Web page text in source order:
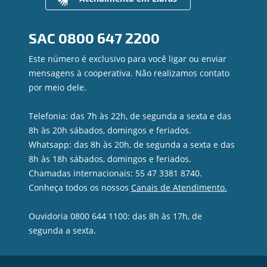
Contato
Ouvidoria
SAC 0800 647 2200
Este número é exclusivo para você ligar ou enviar
mensagens à cooperativa. Não realizamos contato
por meio dele.
Telefonia: das 7h às 22h, de segunda a sexta e das
8h às 20h sábados, domingos e feriados.
Whatsapp: das 8h às 20h, de segunda a sexta e das
8h às 18h sábados, domingos e feriados.
Chamadas internacionais: 55 47 3381 8740.
Conheça todos os nossos Canais de Atendimento.
Ouvidoria 0800 644 1100: das 8h às 17h, de
segunda a sexta.